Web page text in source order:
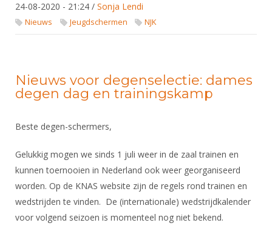
24-08-2020 - 21:24 / Sonja Lendi
Nieuws Jeugdschermen NJK
Nieuws voor degenselectie: dames
degen dag en trainingskamp
Beste degen-schermers,
Gelukkig mogen we sinds 1 juli weer in de zaal trainen en
kunnen toernooien in Nederland ook weer georganiseerd
worden. Op de KNAS website zijn de regels rond trainen en
wedstrijden te vinden. De (internationale) wedstrijdkalender
voor volgend seizoen is momenteel nog niet bekend.